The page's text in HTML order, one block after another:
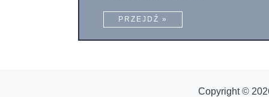
PRZEJDŹ »
Copyright ©